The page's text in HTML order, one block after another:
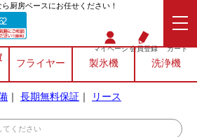
厨房ベースにお任せください！
マイページ会員登録 カート
フライヤー 製氷機 洗浄機
｜ 長期無料保証 ｜ リース